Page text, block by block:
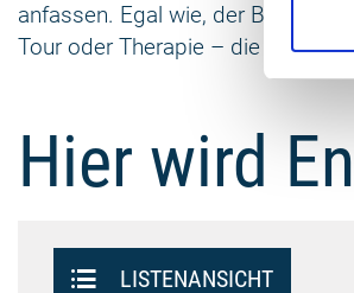
anfassen. Egal wie, der Blutdruck
Tour oder Therapie – die
Hier wird
Listenansicht
LISTENANSICHT